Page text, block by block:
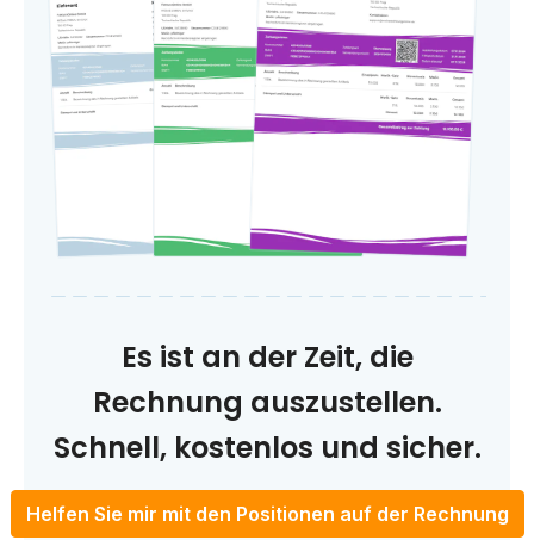
Es ist an der Zeit, die
Rechnung auszustellen.
Schnell, kostenlos und sicher.
Helfen Sie mir mit den Positionen auf der Rechnung